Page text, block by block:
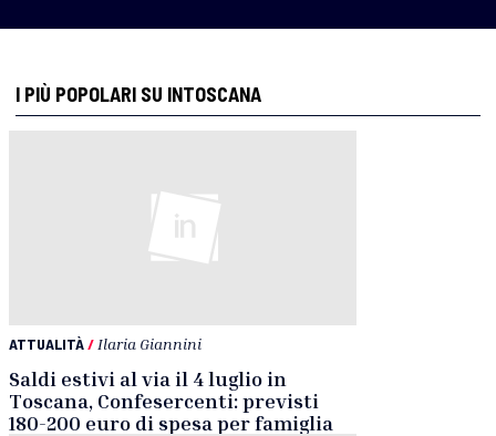
I PIÙ POPOLARI SU INTOSCANA
ATTUALITÀ/ Ilaria Giannini
Saldi estivi al via il 4 luglio in
Toscana, Confesercenti: previsti
180-200 euro di spesa per famiglia